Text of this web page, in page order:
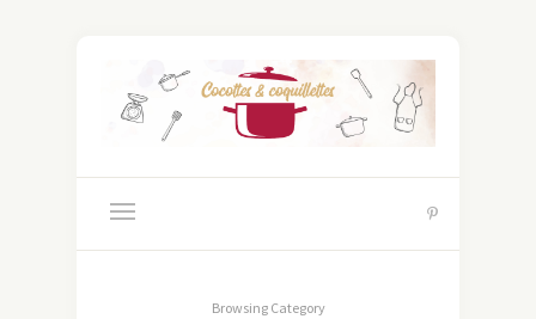
Browsing Category